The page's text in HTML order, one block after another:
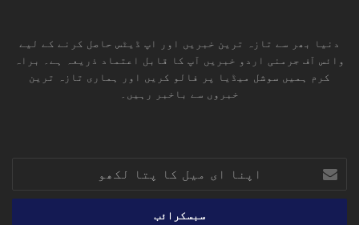
دنیا بھر سے تازہ ترین خبریں اور اپ ڈیٹس حاصل کرنے کے لیے
وائس آف جرمنی اردو خبریں آپ کا قابل اعتماد ذریعہ ہے۔ براہ
کرم ہمیں سوشل میڈیا پر فالو کریں اور ہماری تازہ ترین
خبروں سے باخبر رہیں۔
ای
میل